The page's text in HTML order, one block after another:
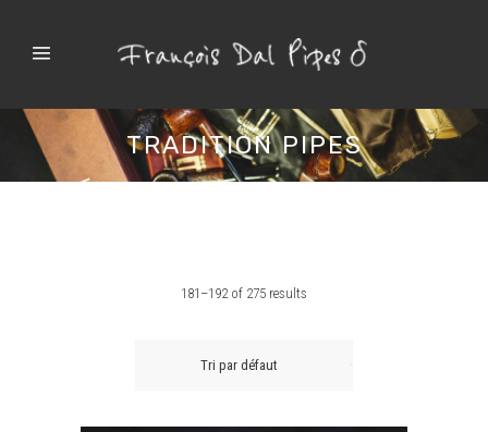
TRADITION PIPES
181–192 of 275 results
Tri par défaut